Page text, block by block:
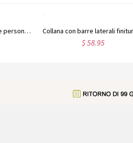
Collana a forma di cuore personalizzata con foto incisa e nome, regalo per la festa della mamma, il compleanno o l'anniversario per lei, la famiglia o gli amici.
$ 58.95